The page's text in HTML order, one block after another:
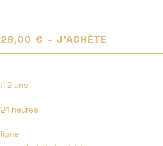
€ - J'ACHÈTE
2 ans
heures